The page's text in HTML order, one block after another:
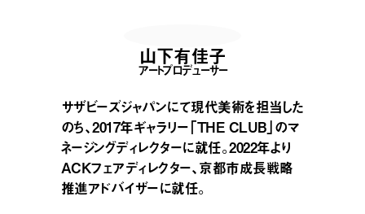
山下有佳子
アートプロデューサー
サザビーズジャパンにて現代美術を担当した
のち、2017年ギャラリー「THE CLUB」のマ
ネージングディレクターに就任。2022年より
ACKフェアディレクター、京都市成長戦略
推進アドバイザーに就任。